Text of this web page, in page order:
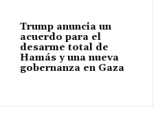
Trump anuncia un
acuerdo para el
desarme total de
Hamás y una nueva
gobernanza en Gaza